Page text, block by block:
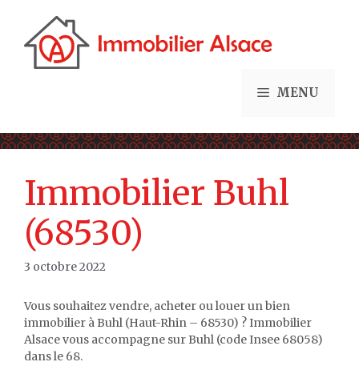
contenu
MENU
Immobilier Buhl
(68530)
3 octobre 2022
Vous souhaitez vendre, acheter ou louer un bien
immobilier à Buhl (Haut-Rhin – 68530) ? Immobilier
Alsace vous accompagne sur Buhl (code Insee 68058)
dans le 68.